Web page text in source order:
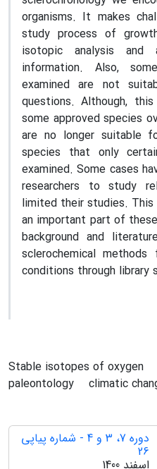
organisms. It makes
study process of
isotopic analysis and
information. Also,
examined are not
questions. Although,
some approved species
are no longer suitable
species that only
examined. Some cases
researchers to study
limited their studies.
an important part of
background and
sclerochemical
conditions through library
Stable isotopes of oxygen
paleontology
climatic
دوره 7، 3 و 4 - شماره پیاپی
26
اسفند 1400